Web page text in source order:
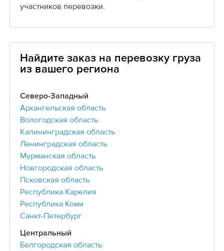
участников перевозки.
Найдите заказ на перевозку груза
из вашего региона
Северо-Западный
Архангельская область
Вологодская область
Калининградская область
Ленинградская область
Мурманская область
Новгородская область
Псковская область
Республика Карелия
Республика Коми
Санкт-Петербург
Центральный
Белгородская область